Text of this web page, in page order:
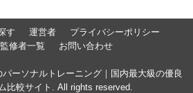
す 運営者
プライバシーポリシー
監修者一覧 お問い合わせ
ーソナルトレーニング｜国内最大級の優良
比較サイト. All rights reserved.